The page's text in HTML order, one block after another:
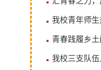
我校青年师
青春践履乡
我校三支队